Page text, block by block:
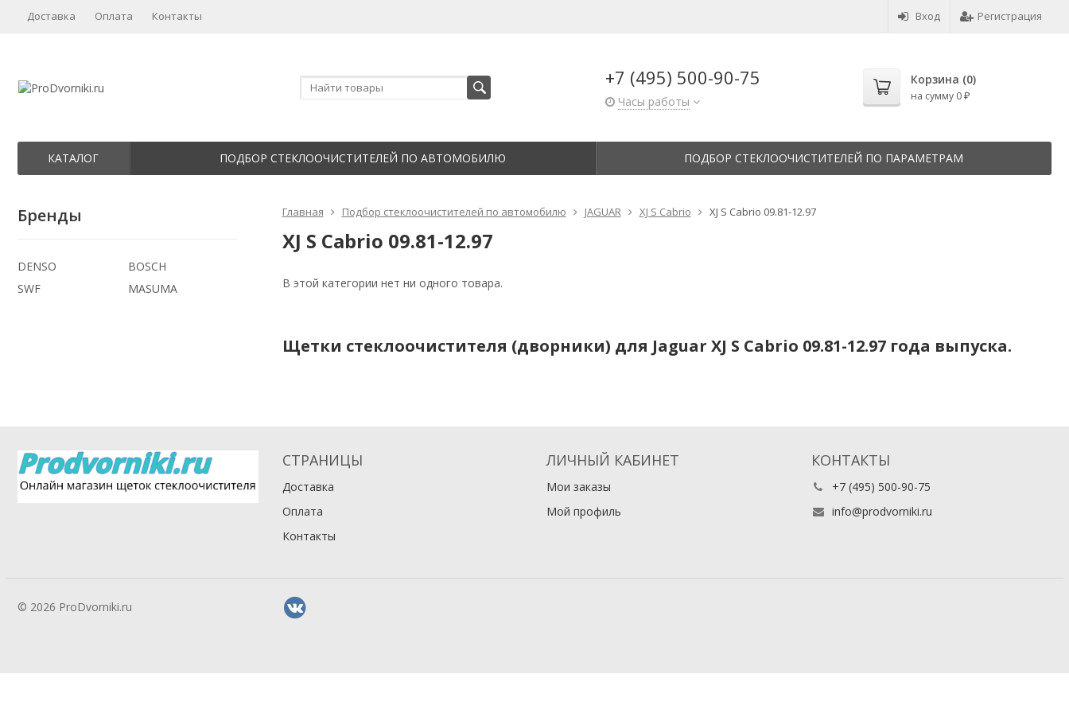
Вход Регистрация
Доставка Оплата Контакты
+7 (495) 500-90-75
Часы работы
Корзина (0)
на сумму 0 ₽
КАТАЛОГ ПОДБОР СТЕКЛООЧИСТИТЕЛЕЙ ПО АВТОМОБИЛЮ ПОДБОР СТЕКЛООЧИСТИТЕЛЕЙ ПО ПАРАМЕТРАМ
Главная Подбор стеклоочистителей по автомобилю JAGUAR XJ S Cabrio XJ S Cabrio 09.81-12.97
XJ S Cabrio 09.81-12.97
В этой категории нет ни одного товара.
Щетки стеклоочистителя (дворники) для Jaguar XJ S Cabrio 09.81-12.97 года выпуска.
Бренды
DENSO
BOSCH
SWF
MASUMA
СТРАНИЦЫ
Доставка
Оплата
Контакты
ЛИЧНЫЙ КАБИНЕТ
Мои заказы
Мой профиль
КОНТАКТЫ
+7 (495) 500-90-75
info@prodvorniki.ru
© 2026 ProDvorniki.ru